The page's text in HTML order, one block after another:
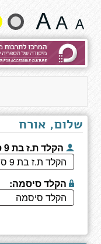
חוץ,
Игра
чужом
поле
שנה
גודל
טקסט
שלום, אורח
הקלד ת.ז בת 9 ספרות:
הקלד סיסמה: